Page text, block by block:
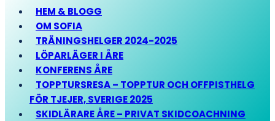
HEM & BLOGG
OM SOFIA
TRÄNINGSHELGER 2024-2025
LÖPARLÄGER I ÅRE
KONFERENS ÅRE
TOPPTURSRESA – TOPPTUR OCH OFFPISTHELG
FÖR TJEJER, SVERIGE 2025
SKIDLÄRARE ÅRE – PRIVAT SKIDCOACHNING